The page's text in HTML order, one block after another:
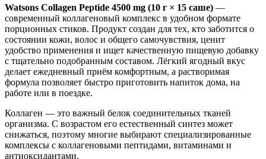
Watsons Collagen Peptide 4500 mg (10 г × 15 саше) —
современный коллагеновый комплекс в удобном формате
порционных стиков. Продукт создан для тех, кто заботится о
состоянии кожи, волос и общего самочувствия, ценит
удобство применения и ищет качественную пищевую добавку
с тщательно подобранным составом. Лёгкий ягодный вкус
делает ежедневный приём комфортным, а растворимая
формула позволяет быстро приготовить напиток дома, на
работе или в поездке.
Коллаген — это важный белок соединительных тканей
организма. С возрастом его естественный синтез может
снижаться, поэтому многие выбирают специализированные
комплексы с коллагеновыми пептидами, витаминами и
антиоксидантами.